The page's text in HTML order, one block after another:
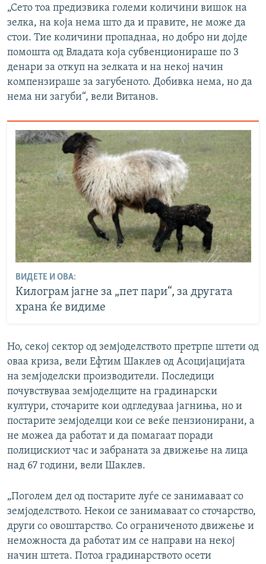
„Сето тоа предизвика големи количини вишок на
зелка, на која нема што да и правите, не може да
стои. Тие количини пропаднаа, но добро ни дојде
помошта од Владата која субвенционираше по 3
денари за откуп на зелката и на некој начин
компензираше за загубеното. Добивка нема, но да
нема ни загуби“, вели Витанов.
ВИДЕТЕ И ОВА:
Килограм јагне за „пет пари“, за другата
храна ќе видиме
Но, секој сектор од земјоделството претрпе штети од
оваа криза, вели Ефтим Шаклев од Асоцијацијата
на земјоделски производители. Последици
почувствуваа земјоделците на градинарски
култури, сточарите кои одгледуваа јагниња, но и
постарите земјоделци кои се веќе пензионирани, а
не можеа да работат и да помагаат поради
полицискиот час и забраната за движење на лица
над 67 години, вели Шаклев.
„Поголем дел од постарите луѓе се занимаваат со
земјоделството. Некои се занимаваат со сточарство,
други со овоштарство. Со ограниченото движење и
неможноста да работат им се направи на некој
начин штета. Потоа градинарството осети